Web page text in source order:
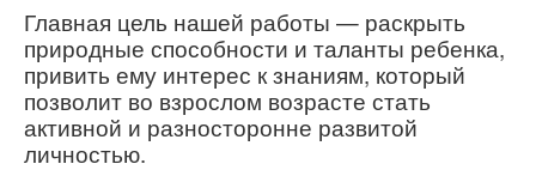
Главная цель нашей работы — раскрыть
природные способности и таланты ребенка,
привить ему интерес к знаниям, который
позволит во взрослом возрасте стать
активной и разносторонне развитой
личностью.